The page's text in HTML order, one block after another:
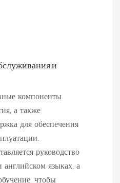
и
компоненты
а также
для обеспечения
руководство
языках, а
чтобы